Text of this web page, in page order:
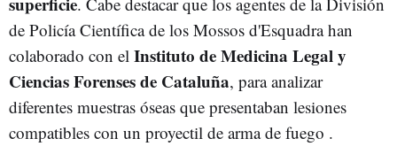
de Policía Científica de los Mossos d'Esquadra han
colaborado con el Instituto de Medicina Legal y
Ciencias Forenses de Cataluña, para analizar
diferentes muestras óseas que presentaban lesiones
compatibles con un proyectil de arma de fuego .